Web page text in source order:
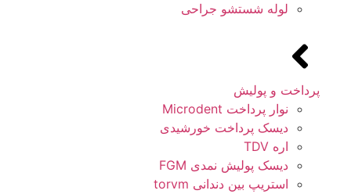
لوله شستشو جراحی
پرداخت و پولیش
نوار پرداخت Microdent
دیسک پرداخت خورشیدی
اره TDV
دیسک پولیش نمدی FGM
استریپ بین دندانی torvm